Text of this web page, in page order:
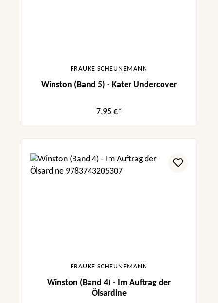
FRAUKE SCHEUNEMANN
Winston (Band 5) - Kater Undercover
7,95 €*
FRAUKE SCHEUNEMANN
Winston (Band 4) - Im Auftrag der
Ölsardine